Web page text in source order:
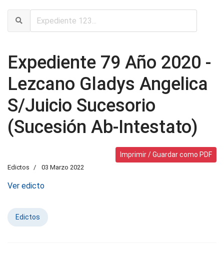
Expediente 79 Año 2020 -
Lezcano Gladys Angelica
S/Juicio Sucesorio
(Sucesión Ab-Intestato)
Imprimir / Guardar como PDF
Edictos 03 Marzo 2022
Ver edicto
Edictos